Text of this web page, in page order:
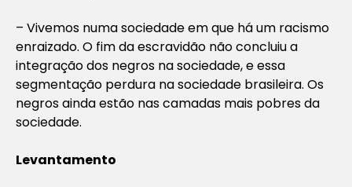
– Vivemos numa sociedade em que há um racismo
enraizado. O fim da escravidão não concluiu a
integração dos negros na sociedade, e essa
segmentação perdura na sociedade brasileira. Os
negros ainda estão nas camadas mais pobres da
sociedade.
Levantamento